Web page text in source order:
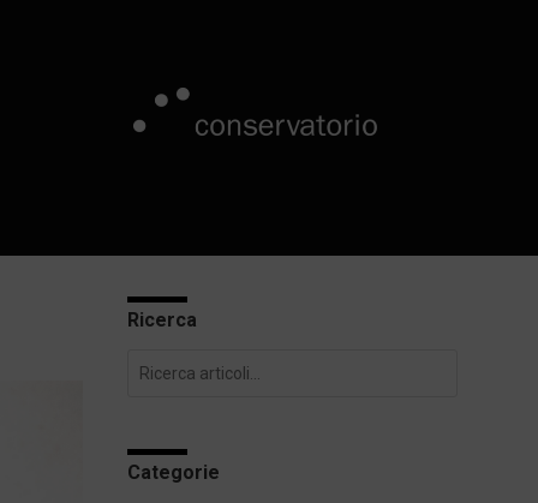
Ricerca
Categorie